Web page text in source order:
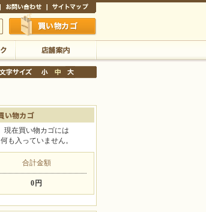
買い物かご
店舗案内
現在買い物カゴには
何も入っていません。
合計金額
0円